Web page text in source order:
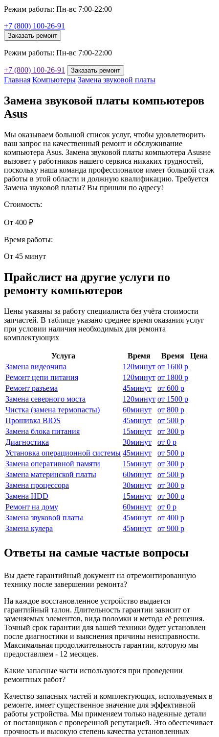
Режим работы: Пн-вс 7:00-22:00
+7 (800) 100-26-91
Заказать ремонт
Режим работы: Пн-вс 7:00-22:00
+7 (800) 100-26-91 Заказать ремонт
Главная Компьютеры Замена звуковой платы
Замена звуковой платы компьютеров
Asus
Мы оказываем большой список услуг, чтобы удовлетворить
ваш запрос на качественный ремонт и обслуживание
компьютера Asus. Замена звуковой платы компьютера Asusне
вызовет у работников нашего сервиса никаких трудностей,
поскольку наша команда профессионалов имеет большой стаж
работы в этой области и должную квалификацию. Требуется
Замена звуковой платы? Вы пришли по адресу!
Стоимость:
От 400 ₽
Время работы:
От 45 минут
Прайслист на другие услуги по
ремонту компьютеров
Цены указаны за работу специалиста без учёта стоимости
запчастей. В таблице указано среднее время оказания услуг
при условии наличия необходимых для ремонта
комплектующих
Услуга Время Время
Цена
Замена видеочипа
120минут от 1600 р
Ремонт цепи питания
120минут от 1800 р
Ремонт разъема
45минут от 600 р
Замена северного моста
120минут от 1500 р
Чистка (замена термопасты)
60минут от 800 р
Прошивка BIOS
45минут от 500 р
Замена блока питания
15минут от 300 р
Диагностика
30минут от 0 р
Установка операционной системы 45минут от 500 р
Замена оперативной памяти
15минут от 300 р
Замена материнской платы
60минут от 500 р
Замена процессора
30минут от 300 р
Замена HDD
15минут от 300 р
Ремонт на дому
60минут от 0 р
Замена звуковой платы
45минут от 400 р
Замена кулера
45минут от 900 р
Ответы на самые частые вопросы
Вы даете гарантийный документ на отремонтированную
технику после завершении ремонта?
На каждое восстановленное устройство выдается
гарантийный талон. Длительность гарантии зависит от
заменяемых элементов, вида поломки и метода её решения.
Точный срок гарантии для вашей техники будет установлен
после диагностики и выяснения причины неисправности.
Максимальная продолжительность гарантии, которую мы
предоставляем - 12 месяцев.
Какие запасные части используются при проведении
ремонтных работ?
Качество запасных частей и комплектующих, используемых в
ремонте, имеет существенное значение для эффективной
работы устройства. Мы применяем только надежные детали
от поставщиков с проверенной репутацией. Это обеспечивает
прочность и высокую степень качества установленных